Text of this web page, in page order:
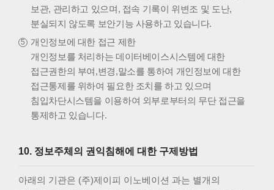
보관, 관리하고 있으며, 접속 기록이 위변조 및 도난,
분실되지 않도록 보안기능 사용하고 있습니다.
개인정보에 대한 접근 제한
개인정보를 처리하는 데이터베이스시스템에 대한
접근권한의 부여,변경,말소를 통하여 개인정보에 대한
접근통제를 위하여 필요한 조치를 하고 있으며
침입차단시스템을 이용하여 외부로부터의 무단 접근을
통제하고 있습니다.
10. 정보주체의 권익침해에 대한 구제방법
아래의 기관은 (주)제이피 이노베이션 과는 별개의